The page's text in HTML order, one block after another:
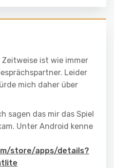
ist wie immer
Leider
mich daher über
sagen das mir das Spiel
Unter Android kenne
store/apps/details?